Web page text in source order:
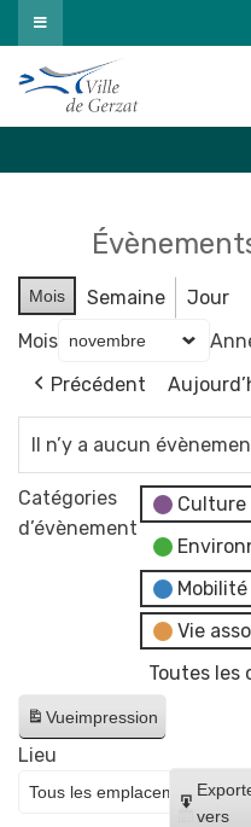
Passer
au
contenu
Mois Semaine
Jour
Mois
Précédent
Il n’y a aucun
Catégories
d’évènement
Culture
Mobilité
Vie
Toutes les
Vueimpression
Créer
un
vers
Lieu